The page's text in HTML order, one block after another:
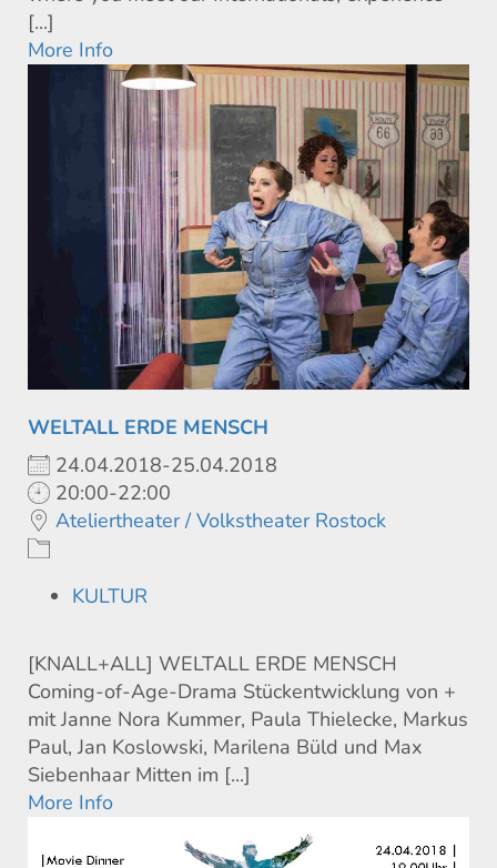
[...]
More Info
WELTALL ERDE MENSCH
24.04.2018-25.04.2018
20:00-22:00
Ateliertheater / Volkstheater Rostock
KULTUR
[KNALL+ALL] WELTALL ERDE MENSCH
Coming-of-Age-Drama Stückentwicklung von +
mit Janne Nora Kummer, Paula Thielecke, Markus
Paul, Jan Koslowski, Marilena Büld und Max
Siebenhaar Mitten im [...]
More Info